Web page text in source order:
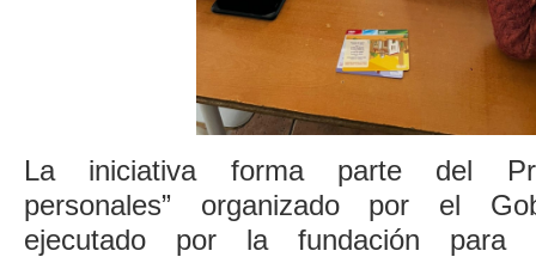
La iniciativa forma parte del
personales” organizado por el
ejecutado por la fundación para